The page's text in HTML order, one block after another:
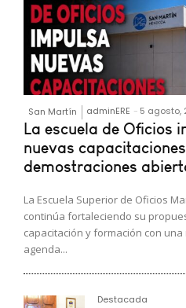
San Martín adminERE - 5 agosto,
La escuela de Oficios
nuevas
demostraciones
La Escuela Superior de Oficios
continúa fortaleciendo su
capacitación y formación con una
agenda...
Destacada